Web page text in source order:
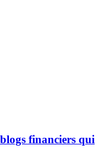
financiers qui